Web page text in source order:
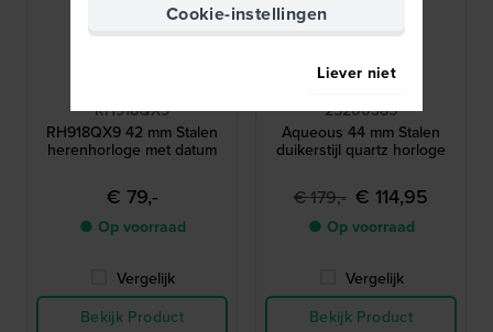
RH918QX9
RH918QX9 42 mm Stalen
herenhorloge met datum
€ 79,-
● Op voorraad
Vergelijk
Bekijk Product
Calvin Klein
25200385
Aqueous 44 mm Stalen
duikerstijl quartz horloge
€ 179,- € 114,95
● Op voorraad
Vergelijk
Bekijk Product
Cookie-instellingen
Liever niet